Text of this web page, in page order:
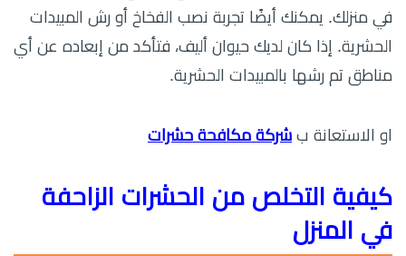
في منزلك. يمكنك أيضًا تجربة نصب الفخاخ أو رش المبيدات
الحشرية. إذا كان لديك حيوان أليف، فتأكد من إبعاده عن أي
مناطق تم رشها بالمبيدات الحشرية.
او الاستعانة ب شركة مكافحة حشرات
كيفية التخلص من الحشرات الزاحفة
في المنزل